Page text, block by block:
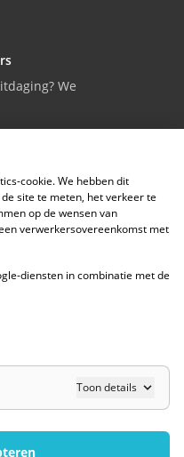
op!
We
cookie. We hebben dit
site te meten, het verkeer te
op de wensen van
verwerkersovereenkomst met
diensten in combinatie met de
Toon details